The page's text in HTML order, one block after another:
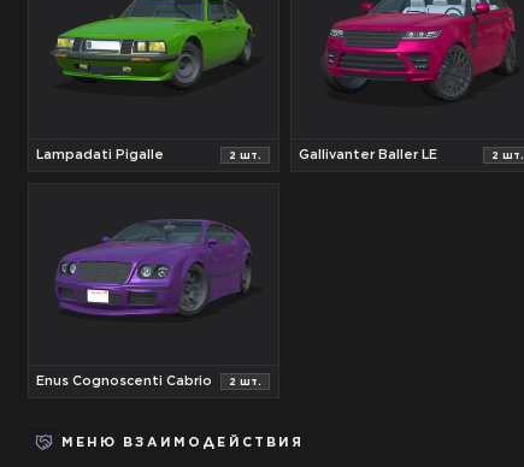
Lampadati Pigalle 2 шт. Gallivanter Baller LE 2 шт.
Enus Cognoscenti Cabrio 2 шт.
МЕНЮ ВЗАИМОДЕЙСТВИЯ